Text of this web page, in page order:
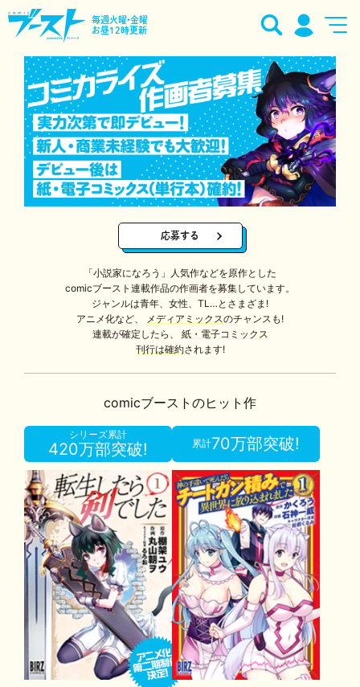
毎週火曜•金曜
お昼12時更新
応募する
「小説家になろう」人気作などを原作とした
comicブースト連載作品の作画者を募集しています。
ジャンルは青年、女性、TL…とさまざま!
アニメ化など、
メディアミックスのチャンスも!
連載が確定したら、 紙・電子コミックス
刊行は確約されます!
comicブーストのヒット作
シリーズ累計
420万部突破! 累計70万部突破!